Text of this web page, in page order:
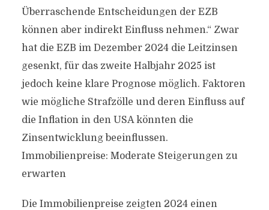
Überraschende Entscheidungen der EZB
können aber indirekt Einfluss nehmen.“ Zwar
hat die EZB im Dezember 2024 die Leitzinsen
gesenkt, für das zweite Halbjahr 2025 ist
jedoch keine klare Prognose möglich. Faktoren
wie mögliche Strafzölle und deren Einfluss auf
die Inflation in den USA könnten die
Zinsentwicklung beeinflussen.
Immobilienpreise: Moderate Steigerungen zu
erwarten
Die Immobilienpreise zeigten 2024 einen